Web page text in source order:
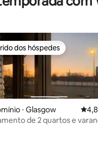
média de 5, 329 avaliações
dos hóspedes
dos hóspedes
⋅ Glasgow 4,86
de 2 quartos e